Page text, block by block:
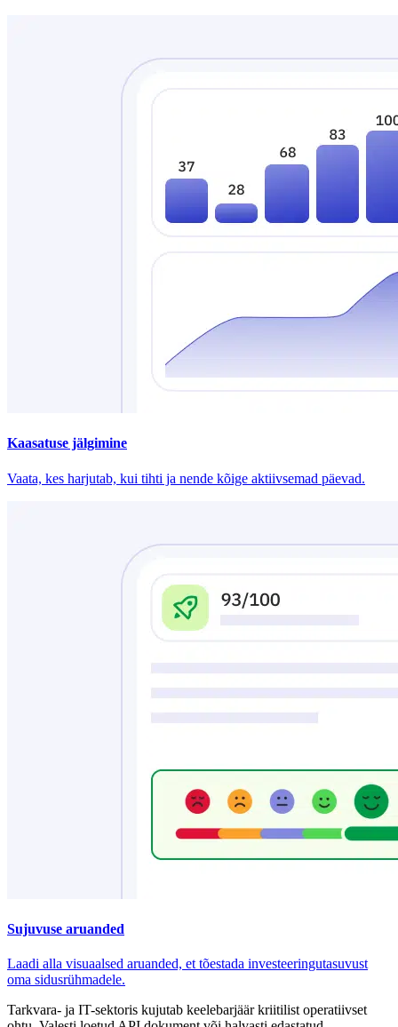
Kaasatuse jälgimine
Vaata, kes harjutab, kui tihti ja nende kõige aktiivsemad päevad.
Sujuvuse aruanded
Laadi alla visuaalsed aruanded, et tõestada investeeringutasuvust
oma sidusrühmadele.
Tarkvara- ja IT-sektoris kujutab keelebarjäär kriitilist operatiivset